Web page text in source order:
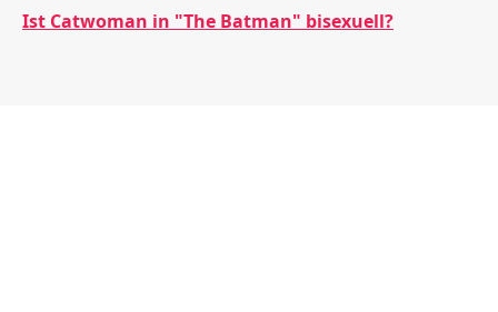
Ist Catwoman in "The Batman" bisexuell?